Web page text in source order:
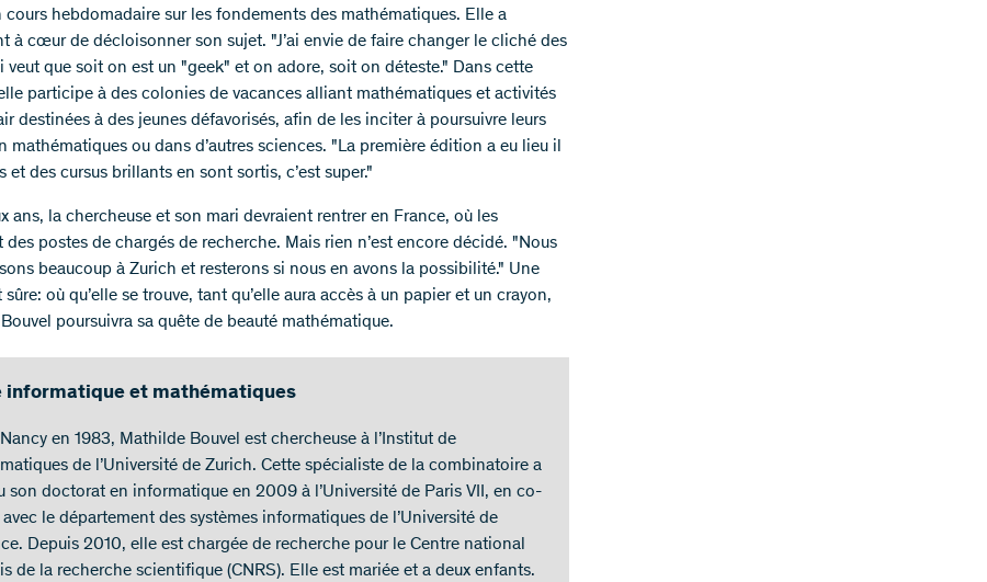
cours hebdomadaire sur les fondements des mathématiques. Elle a
à cœur de décloisonner son sujet. "J’ai envie de faire changer le cliché des
veut que soit on est un "geek" et on adore, soit on déteste." Dans cette
participe à des colonies de vacances alliant mathématiques et activités
destinées à des jeunes défavorisés, afin de les inciter à poursuivre leurs
mathématiques ou dans d’autres sciences. "La première édition a eu lieu il
et des cursus brillants en sont sortis, c’est super."
ans, la chercheuse et son mari devraient rentrer en France, où les
des postes de chargés de recherche. Mais rien n’est encore décidé. "Nous
beaucoup à Zurich et resterons si nous en avons la possibilité." Une
sûre: où qu’elle se trouve, tant qu’elle aura accès à un papier et un crayon,
poursuivra sa quête de beauté mathématique.
informatique et mathématiques
en 1983, Mathilde Bouvel est chercheuse à l’Institut de
de l’Université de Zurich. Cette spécialiste de la combinatoire a
son doctorat en informatique en 2009 à l’Université de Paris VII, en co-
le département des systèmes informatiques de l’Université de
Depuis 2010, elle est chargée de recherche pour le Centre national
de la recherche scientifique (CNRS). Elle est mariée et a deux enfants.